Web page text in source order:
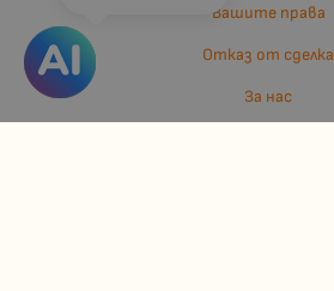
Вашите права
Отказ от сделка
За нас